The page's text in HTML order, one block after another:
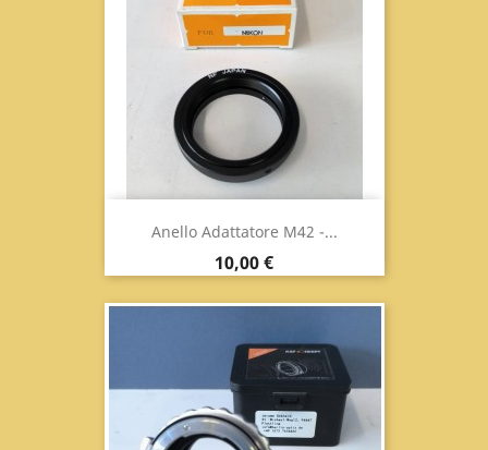
Anello Adattatore M42 -...
Prezzo
10,00 €